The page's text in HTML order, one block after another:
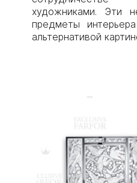
художниками. Эти
предметы
альтернативой